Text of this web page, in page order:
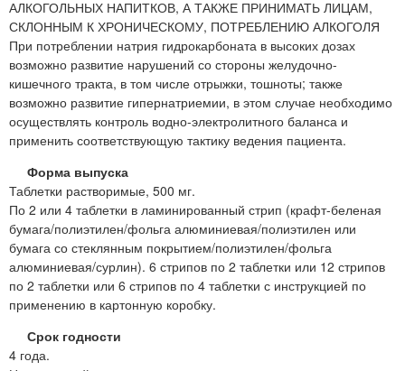
АЛКОГОЛЬНЫХ НАПИТКОВ, А ТАКЖЕ ПРИНИМАТЬ ЛИЦАМ,
СКЛОННЫМ К ХРОНИЧЕСКОМУ, ПОТРЕБЛЕНИЮ АЛКОГОЛЯ
При потреблении натрия гидрокарбоната в высоких дозах
возможно развитие нарушений со стороны желудочно-
кишечного тракта, в том числе отрыжки, тошноты; также
возможно развитие гипернатриемии, в этом случае необходимо
осуществлять контроль водно-электролитного баланса и
применить соответствующую тактику ведения пациента.
Форма выпуска
Таблетки растворимые, 500 мг.
По 2 или 4 таблетки в ламинированный стрип (крафт-беленая
бумага/полиэтилен/фольга алюминиевая/полиэтилен или
бумага со стеклянным покрытием/полиэтилен/фольга
алюминиевая/сурлин). 6 стрипов по 2 таблетки или 12 стрипов
по 2 таблетки или 6 стрипов по 4 таблетки с инструкцией по
применению в картонную коробку.
Срок годности
4 года.